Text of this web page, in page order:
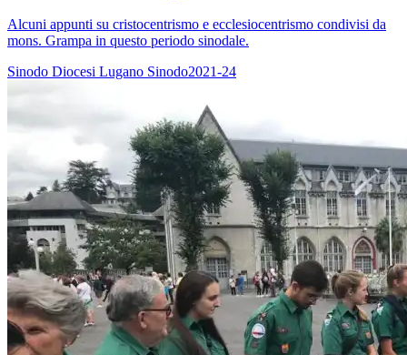
Alcuni appunti su cristocentrismo e ecclesiocentrismo condivisi da
mons. Grampa in questo periodo sinodale.
Sinodo Diocesi Lugano Sinodo2021-24